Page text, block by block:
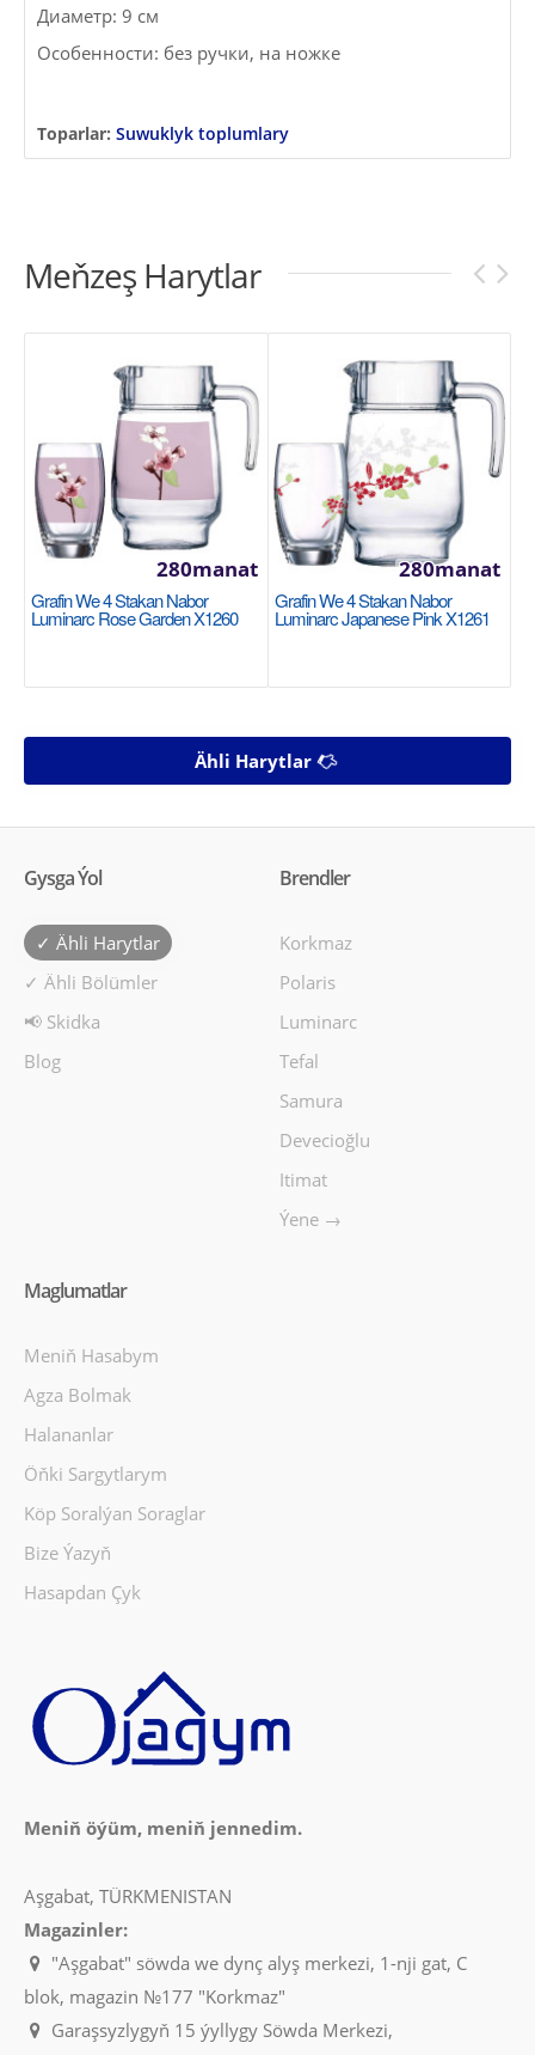
Диаметр: 9 см
Особенности: без ручки, на ножке
Toparlar: Suwuklyk toplumlary
Meňzeş Harytlar
Grafin We 4 Stakan Nabor
Luminarc Rose Garden X1260
280manat
Grafin We 4 Stakan Nabor
Luminarc Japanese Pink X1261
280manat
Ähli Harytlar
Gysga Ýol
✓ Ähli Harytlar
✓ Ähli Bölümler
📢 Skidka
Blog
Brendler
Korkmaz
Polaris
Luminarc
Tefal
Samura
Devecioğlu
Itimat
Ýene →
Maglumatlar
Meniň Hasabym
Agza Bolmak
Halananlar
Öňki Sargytlarym
Köp Soralýan Soraglar
Bize Ýazyň
Hasapdan Çyk
Meniň öýüm, meniň jennedim.
Aşgabat, TÜRKMENISTAN
Magazinler:
"Aşgabat" söwda we dynç alyş merkezi, 1-nji gat, C
blok, magazin №177 "Korkmaz"
Garaşsyzlygyň 15 ýyllygy Söwda Merkezi,